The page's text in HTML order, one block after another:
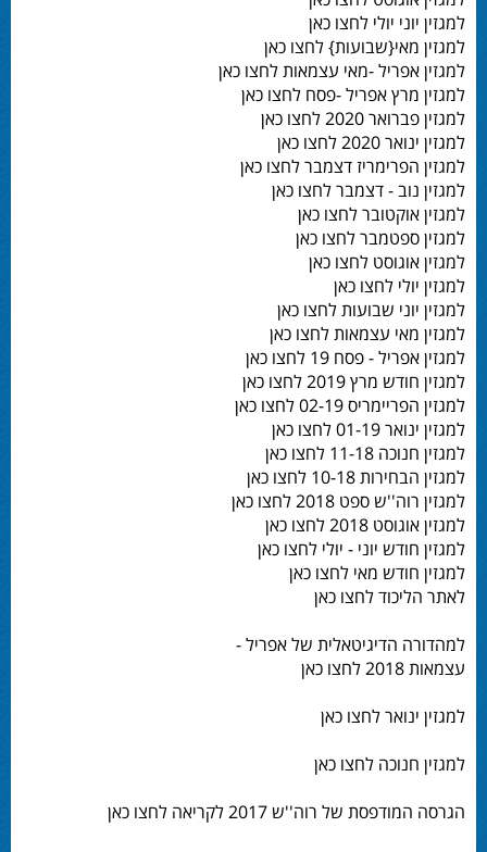
למגזין יוני יולי לחצו כאן
למגזין מאי{שבועות} לחצו כאן
למגזין אפריל -מאי עצמאות לחצו כאן
למגזין מרץ אפריל -פסח לחצו כאן
למגזין פברואר 2020 לחצו כאן
למגזין ינואר 2020 לחצו כאן
למגזין הפרימריז דצמבר לחצו כאן
למגזין נוב - דצמבר לחצו כאן
למגזין אוקטובר לחצו כאן
למגזין ספטמבר לחצו כאן
למגזין אוגוסט לחצו כאן
למגזין יולי לחצו כאן
למגזין יוני שבועות לחצו כאן
למגזין מאי עצמאות לחצו כאן
למגזין אפריל - פסח 19 לחצו כאן
למגזין חודש מרץ 2019 לחצו כאן
למגזין הפריימריס 02-19 לחצו כאן
למגזין ינואר 01-19 לחצו כאן
למגזין חנוכה 11-18 לחצו כאן
למגזין הבחירות 10-18 לחצו כאן
למגזין רוה''ש ספט 2018 לחצו כאן
למגזין אוגוסט 2018 לחצו כאן
למגזין חודש יוני - יולי לחצו כאן
למגזין חודש מאי לחצו כאן
לאתר הליכוד לחצו כאן
למהדורה הדיגיטאלית של אפריל -
עצמאות 2018 לחצו כאן
למגזין ינואר לחצו כאן
למגזין חנוכה לחצו כאן
הגרסה המודפסת של רוה''ש 2017 לקריאה לחצו כאן